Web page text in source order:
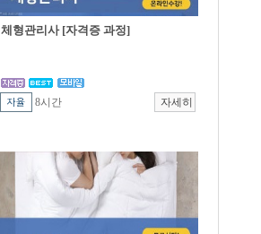
체형관리사 [자격증 과정]
8시간